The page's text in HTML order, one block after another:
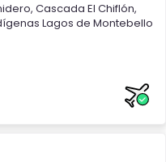
, Cascada El Chiflón,
Lagos de Montebello